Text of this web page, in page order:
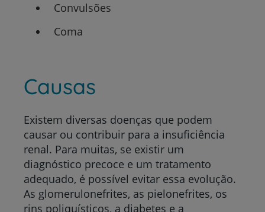
Convulsões
Coma
Causas
Existem diversas doenças que podem
causar ou contribuir para a insuficiência
renal. Para muitas, se existir um
diagnóstico precoce e um tratamento
adequado, é possível evitar essa evolução.
As glomerulonefrites, as pielonefrites, os
rins poliquísticos, a diabetes e a